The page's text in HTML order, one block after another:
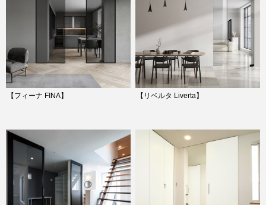
【フィーナ FINA】 【リベルタ Liverta】